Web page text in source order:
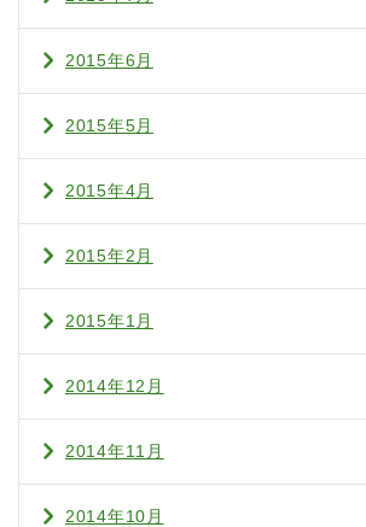
2015年6月
2015年5月
2015年4月
2015年2月
2015年1月
2014年12月
2014年11月
2014年10月